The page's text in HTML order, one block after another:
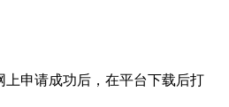
上申请成功后，在平台下载后打